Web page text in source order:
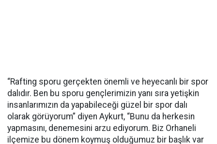
“Rafting sporu gerçekten önemli ve heyecanlı bir spor
dalıdır. Ben bu sporu gençlerimizin yanı sıra yetişkin
insanlarımızın da yapabileceği güzel bir spor dalı
olarak görüyorum” diyen Aykurt, “Bunu da herkesin
yapmasını, denemesini arzu ediyorum. Biz Orhaneli
ilçemize bu dönem koymuş olduğumuz bir başlık var